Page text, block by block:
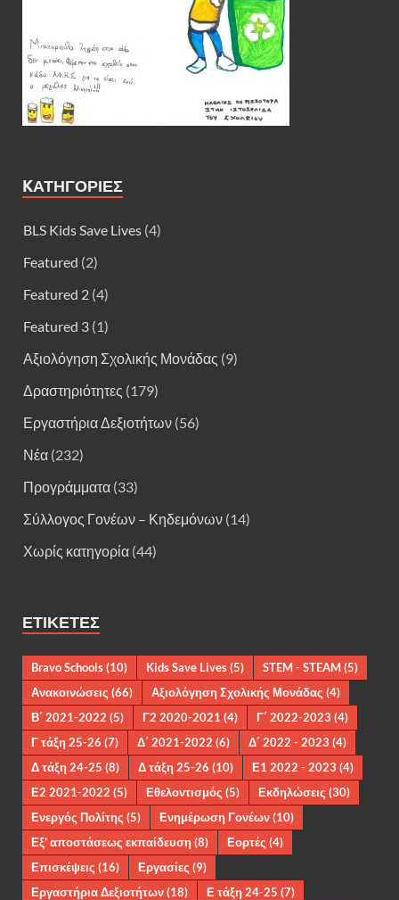
KΑΤΗΓΟΡΊΕΣ
BLS Kids Save Lives (4)
Featured (2)
Featured 2 (4)
Featured 3 (1)
Αξιολόγηση Σχολικής Μονάδας (9)
Δραστηριότητες (179)
Εργαστήρια Δεξιοτήτων (56)
Νέα (232)
Προγράμματα (33)
Σύλλογος Γονέων – Κηδεμόνων (14)
Χωρίς κατηγορία (44)
ΕΤΙΚΈΤΕΣ
Bravo Schools(10) Kids Save Lives(5) STEM - STEAM(5)
Ανακοινώσεις (66) Αξιολόγηση Σχολικής Μονάδας (4)
Β΄ 2021-2022 (5) Γ2 2020-2021 (4) Γ΄ 2022-2023 (4)
Γ τάξη 25-26 (7) Δ΄ 2021-2022 (6) Δ΄ 2022 - 2023 (4)
Δ τάξη 24-25 (8) Δ τάξη 25-26 (10) Ε1 2022 - 2023 (4)
Ε2 2021-2022 (5) Εθελοντισμός (5) Εκδηλώσεις (30)
Ενεργός Πολίτης (5) Ενημέρωση Γονέων(10)
Εξ' αποστάσεως εκπαίδευση(8) Εορτές (4)
Επισκέψεις (16) Εργασίες (9)
Εργαστήρια Δεξιοτήτων(18) Ε τάξη 24-25 (7)